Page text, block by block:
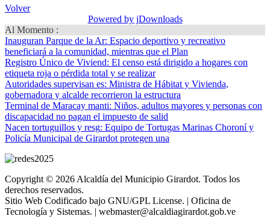
Volver
Powered by jDownloads
Al Momento :
Inauguran Parque de la Ar: Espacio deportivo y recreativo
beneficiará a la comunidad, mientras que el Plan
Registro Único de Viviend: El censo está dirigido a hogares con
etiqueta roja o pérdida total y se realizar
Autoridades supervisan es: Ministra de Hábitat y Vivienda,
gobernadora y alcalde recorrieron la estructura
Terminal de Maracay manti: Niños, adultos mayores y personas con
discapacidad no pagan el impuesto de salid
Nacen tortuguillos y resg: Equipo de Tortugas Marinas Choroní y
Policía Municipal de Girardot protegen una
Copyright © 2026 Alcaldía del Municipio Girardot. Todos los
derechos reservados.
Sitio Web Codificado bajo GNU/GPL License. | Oficina de
Tecnología y Sistemas. | webmaster@alcaldiagirardot.gob.ve